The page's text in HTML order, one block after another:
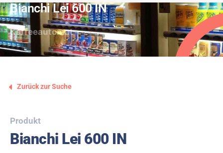
Bianchi Lei 600 IN
Kaffeeautomat
Zurück zur Suche
Produkt
Bianchi Lei 600 IN